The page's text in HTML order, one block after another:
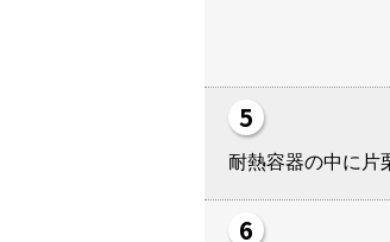
耐熱容器の中に片